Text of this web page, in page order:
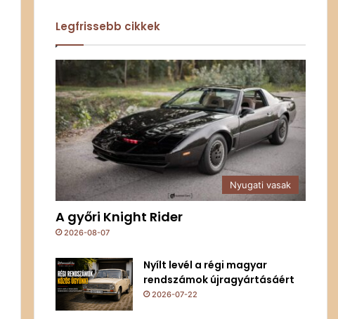
Legfrissebb cikkek
Nyugati vasak
A győri Knight Rider
2026-08-07
Nyílt levél a régi magyar
rendszámok újragyártásáért
2026-07-22